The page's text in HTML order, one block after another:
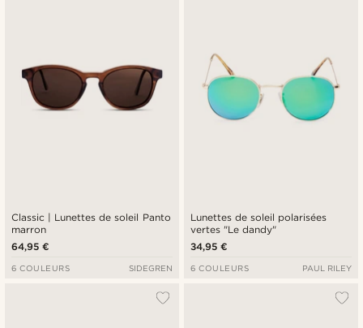
Classic | Lunettes de soleil Panto
marron
64,95 €
6 COULEURS SIDEGREN
Lunettes de soleil polarisées
vertes "Le dandy"
34,95 €
6 COULEURS PAUL RILEY